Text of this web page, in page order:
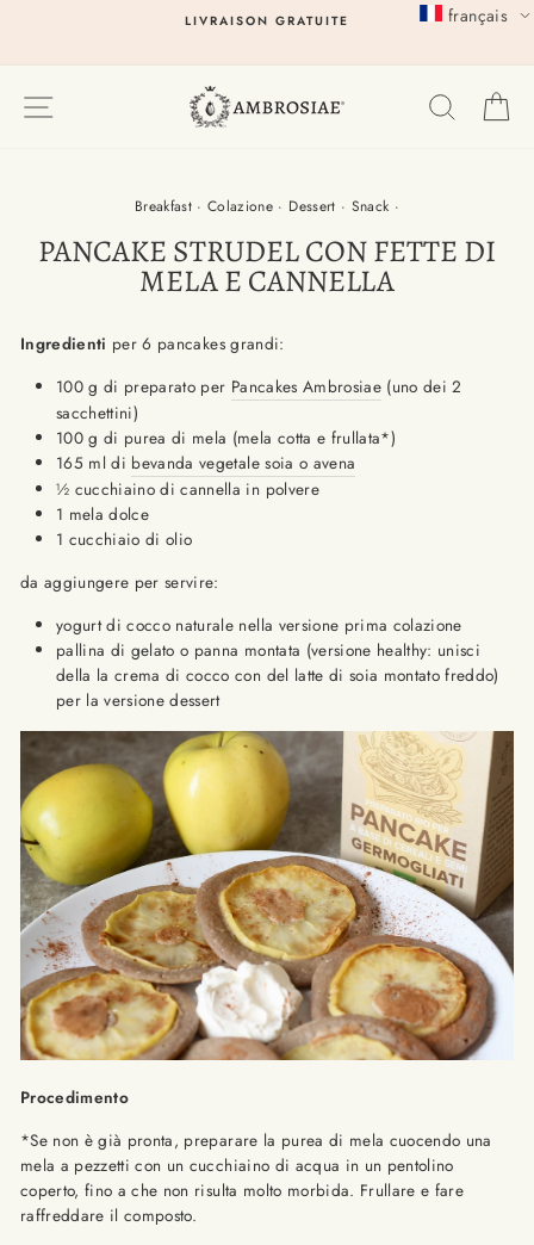
LIVRAISON GRATUITE
Breakfast ·Colazione · Dessert · Snack ·
PANCAKE STRUDEL CON FETTE DI
MELA E CANNELLA
Ingredienti per 6 pancakes grandi:
100 g di preparato per Pancakes Ambrosiae(uno dei 2
sacchettini)
100 g di purea di mela (mela cotta e frullata*)
165 ml di bevanda vegetale soia o avena
½ cucchiaino di cannella in polvere
1 mela dolce
1 cucchiaio di olio
da aggiungere per servire:
yogurt di cocco naturale nella versione prima colazione
pallina di gelato o panna montata (versione healthy: unisci
della la crema di cocco con del latte di soia montato freddo)
per la versione dessert
Procedimento
*Se non è già pronta, preparare la purea di mela cuocendo una
mela a pezzetti con un cucchiaino di acqua in un pentolino
coperto, fino a che non risulta molto morbida. Frullare e fare
raffreddare il composto.
français